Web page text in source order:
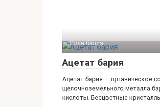
Соли бария‎
Ацетат бария
Ацетат бария — органическое
щелочноземельного металла
кислоты. Бесцветные